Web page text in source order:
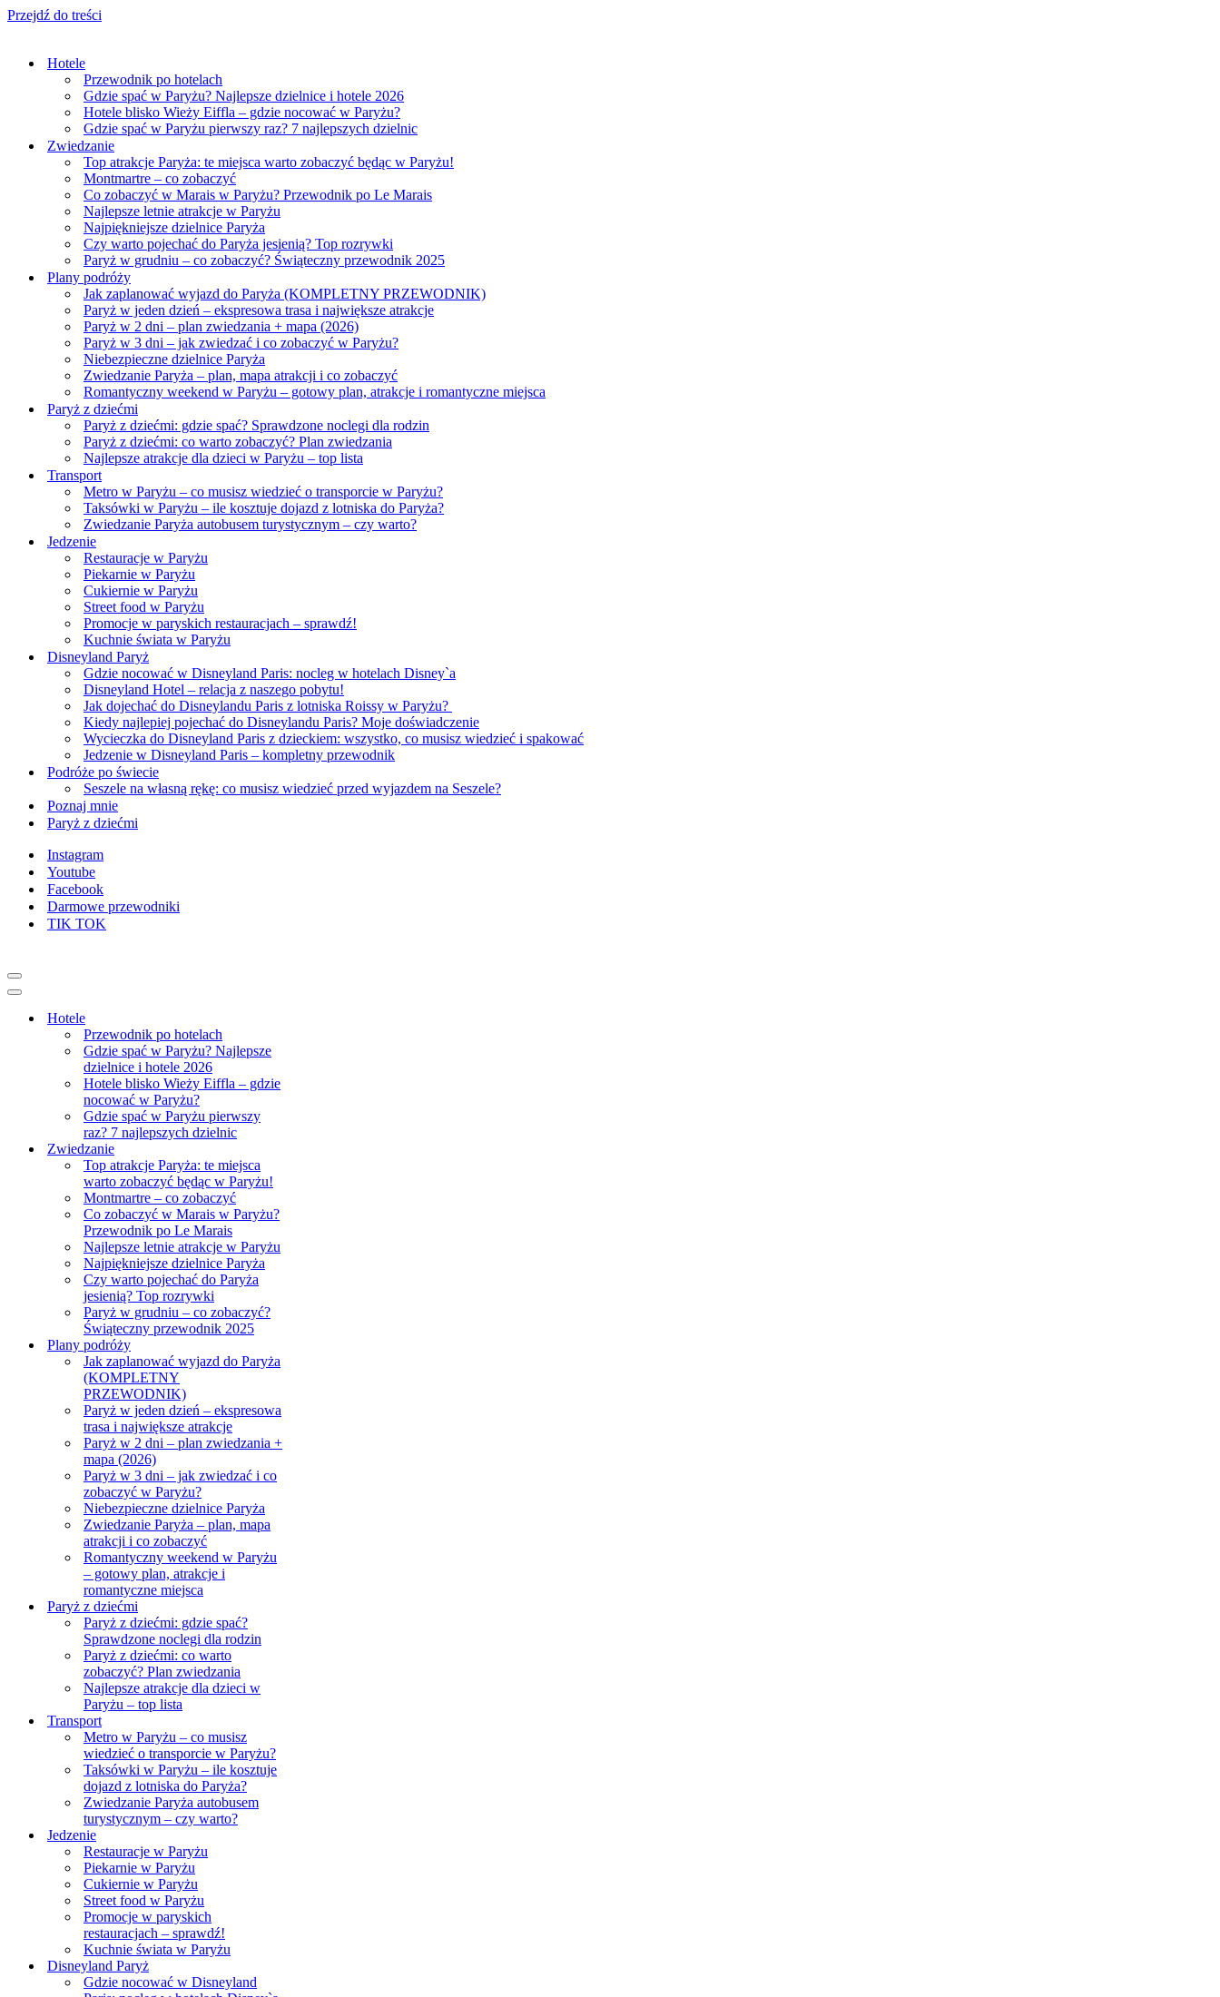
Przejdź do treści
Hotele
Przewodnik po hotelach
Gdzie spać w Paryżu? Najlepsze dzielnice i hotele 2026
Hotele blisko Wieży Eiffla – gdzie nocować w Paryżu?
Gdzie spać w Paryżu pierwszy raz? 7 najlepszych dzielnic
Zwiedzanie
Top atrakcje Paryża: te miejsca warto zobaczyć będąc w Paryżu!
Montmartre – co zobaczyć
Co zobaczyć w Marais w Paryżu? Przewodnik po Le Marais
Najlepsze letnie atrakcje w Paryżu
Najpiękniejsze dzielnice Paryża
Czy warto pojechać do Paryża jesienią? Top rozrywki
Paryż w grudniu – co zobaczyć? Świąteczny przewodnik 2025
Plany podróży
Jak zaplanować wyjazd do Paryża (KOMPLETNY PRZEWODNIK)
Paryż w jeden dzień – ekspresowa trasa i największe atrakcje
Paryż w 2 dni – plan zwiedzania + mapa (2026)
Paryż w 3 dni – jak zwiedzać i co zobaczyć w Paryżu?
Niebezpieczne dzielnice Paryża
Zwiedzanie Paryża – plan, mapa atrakcji i co zobaczyć
Romantyczny weekend w Paryżu – gotowy plan, atrakcje i romantyczne miejsca
Paryż z dziećmi
Paryż z dziećmi: gdzie spać? Sprawdzone noclegi dla rodzin
Paryż z dziećmi: co warto zobaczyć? Plan zwiedzania
Najlepsze atrakcje dla dzieci w Paryżu – top lista
Transport
Metro w Paryżu – co musisz wiedzieć o transporcie w Paryżu?
Taksówki w Paryżu – ile kosztuje dojazd z lotniska do Paryża?
Zwiedzanie Paryża autobusem turystycznym – czy warto?
Jedzenie
Restauracje w Paryżu
Piekarnie w Paryżu
Cukiernie w Paryżu
Street food w Paryżu
Promocje w paryskich restauracjach – sprawdź!
Kuchnie świata w Paryżu
Disneyland Paryż
Gdzie nocować w Disneyland Paris: nocleg w hotelach Disney`a
Disneyland Hotel – relacja z naszego pobytu!
Jak dojechać do Disneylandu Paris z lotniska Roissy w Paryżu?
Kiedy najlepiej pojechać do Disneylandu Paris? Moje doświadczenie
Wycieczka do Disneyland Paris z dzieckiem: wszystko, co musisz wiedzieć i spakować
Jedzenie w Disneyland Paris – kompletny przewodnik
Podróże po świecie
Seszele na własną rękę: co musisz wiedzieć przed wyjazdem na Seszele?
Poznaj mnie
Paryż z dziećmi
Instagram
Youtube
Facebook
Darmowe przewodniki
TIK TOK
Menu
nawigacji
Menu
nawigacjiHotele
Przewodnik po hotelach
Gdzie spać w Paryżu? Najlepsze
dzielnice i hotele 2026
Hotele blisko Wieży Eiffla – gdzie
nocować w Paryżu?
Gdzie spać w Paryżu pierwszy
raz? 7 najlepszych dzielnic
Zwiedzanie
Top atrakcje Paryża: te miejsca
warto zobaczyć będąc w Paryżu!
Montmartre – co zobaczyć
Co zobaczyć w Marais w Paryżu?
Przewodnik po Le Marais
Najlepsze letnie atrakcje w Paryżu
Najpiękniejsze dzielnice Paryża
Czy warto pojechać do Paryża
jesienią? Top rozrywki
Paryż w grudniu – co zobaczyć?
Świąteczny przewodnik 2025
Plany podróży
Jak zaplanować wyjazd do Paryża
(KOMPLETNY
PRZEWODNIK)
Paryż w jeden dzień – ekspresowa
trasa i największe atrakcje
Paryż w 2 dni – plan zwiedzania +
mapa (2026)
Paryż w 3 dni – jak zwiedzać i co
zobaczyć w Paryżu?
Niebezpieczne dzielnice Paryża
Zwiedzanie Paryża – plan, mapa
atrakcji i co zobaczyć
Romantyczny weekend w Paryżu
– gotowy plan, atrakcje i
romantyczne miejsca
Paryż z dziećmi
Paryż z dziećmi: gdzie spać?
Sprawdzone noclegi dla rodzin
Paryż z dziećmi: co warto
zobaczyć? Plan zwiedzania
Najlepsze atrakcje dla dzieci w
Paryżu – top lista
Transport
Metro w Paryżu – co musisz
wiedzieć o transporcie w Paryżu?
Taksówki w Paryżu – ile kosztuje
dojazd z lotniska do Paryża?
Zwiedzanie Paryża autobusem
turystycznym – czy warto?
Jedzenie
Restauracje w Paryżu
Piekarnie w Paryżu
Cukiernie w Paryżu
Street food w Paryżu
Promocje w paryskich
restauracjach – sprawdź!
Kuchnie świata w Paryżu
Disneyland Paryż
Gdzie nocować w Disneyland